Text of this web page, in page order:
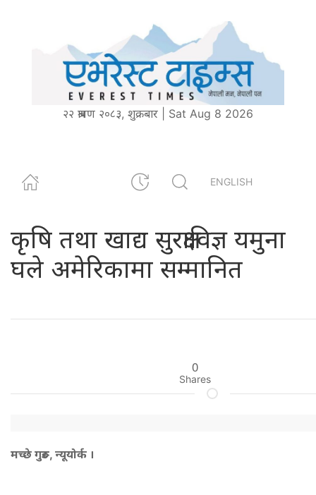
२२ श्रावण २०८३, शुक्रबार | Sat Aug 8 2026
ENGLISH
कृषि तथा खाद्य सुरक्षाविज्ञ यमुना
घले अमेरिकामा सम्मानित
0
Shares
मच्छे गुरुङ, न्यूयोर्क ।